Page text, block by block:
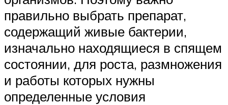
правильно выбрать препарат,
содержащий живые бактерии,
изначально находящиеся в спящем
состоянии, для роста, размножения
и работы которых нужны
определенные условия